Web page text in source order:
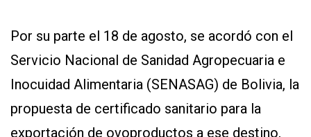
Por su parte el 18 de agosto, se acordó con el
Servicio Nacional de Sanidad Agropecuaria e
Inocuidad Alimentaria (SENASAG) de Bolivia, la
propuesta de certificado sanitario para la
exportación de ovoproductos a ese destino,